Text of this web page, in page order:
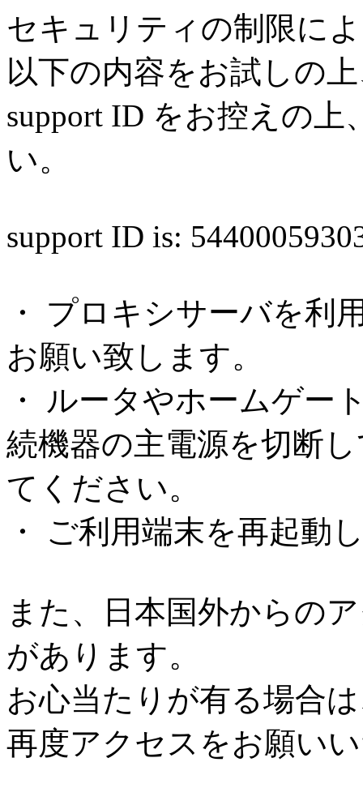
セキュリティの制限に
以下の内容をお試しの
support ID をお控えの
い。
support ID is:
・ プロキシサーバを利
お願い致します。
・ ルータやホームゲー
続機器の主電源を切断
てください。
・ ご利用端末を再起動
また、日本国外からの
があります。
お心当たりが有る場合
再度アクセスをお願い